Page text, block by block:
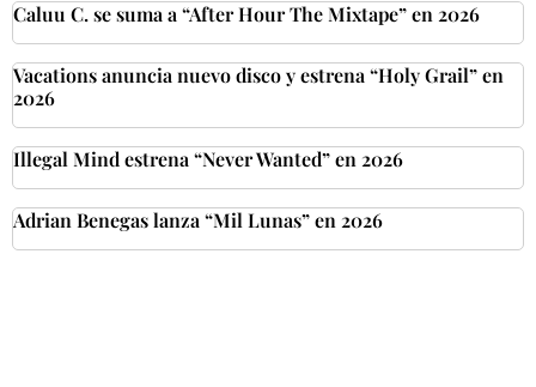
Caluu C. se suma a “After Hour The Mixtape” en 2026
Vacations anuncia nuevo disco y estrena “Holy Grail” en
2026
Illegal Mind estrena “Never Wanted” en 2026
Adrian Benegas lanza “Mil Lunas” en 2026